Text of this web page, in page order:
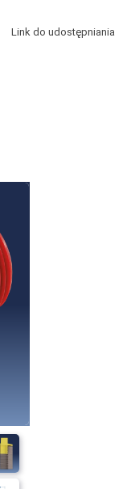
Link do udostępniania